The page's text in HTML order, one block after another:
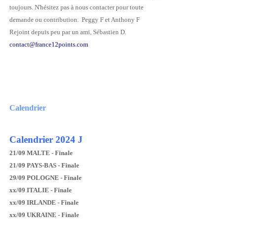
toujours. N'hésitez pas à nous contacter pour toute
demande ou contribution. Peggy F et Anthony F
Rejoint depuis peu par un ami, Sébastien D.
contact@france12points.com
Calendrier
Calendrier 2024 J
21/09 MALTE - Finale
21/09 PAYS-BAS - Finale
29/09 POLOGNE - Finale
xx/09 ITALIE - Finale
xx/09 IRLANDE - Finale
xx/09 UKRAINE - Finale